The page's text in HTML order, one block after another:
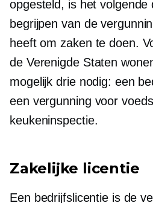
opgesteld, is het
begrijpen van de
heeft om zaken te doen.
de Verenigde Staten
mogelijk drie nodig: een
een vergunning voor
keukeninspectie.
Zakelijke licentie
Een bedrijfslicentie is de